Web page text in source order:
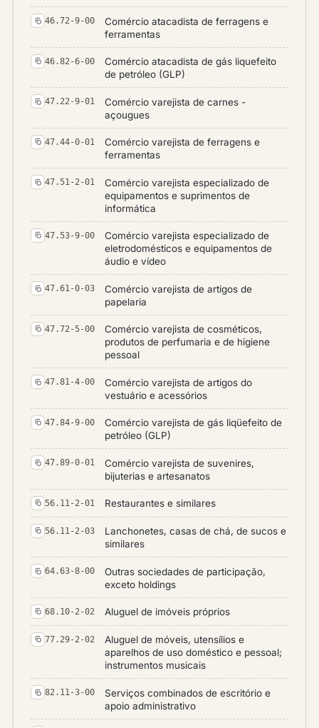
46.72-9-00
Comércio atacadista de ferragens e
ferramentas
46.82-6-00
Comércio atacadista de gás liquefeito
de petróleo (GLP)
47.22-9-01
Comércio varejista de carnes -
açougues
47.44-0-01
Comércio varejista de ferragens e
ferramentas
47.51-2-01
Comércio varejista especializado de
equipamentos e suprimentos de
informática
47.53-9-00
Comércio varejista especializado de
eletrodomésticos e equipamentos de
áudio e vídeo
47.61-0-03
Comércio varejista de artigos de
papelaria
47.72-5-00
Comércio varejista de cosméticos,
produtos de perfumaria e de higiene
pessoal
47.81-4-00
Comércio varejista de artigos do
vestuário e acessórios
47.84-9-00
Comércio varejista de gás liqüefeito de
petróleo (GLP)
47.89-0-01
Comércio varejista de suvenires,
bijuterias e artesanatos
56.11-2-01 Restaurantes e similares
56.11-2-03
Lanchonetes, casas de chá, de sucos e
similares
64.63-8-00
Outras sociedades de participação,
exceto holdings
68.10-2-02 Aluguel de imóveis próprios
77.29-2-02
Aluguel de móveis, utensílios e
aparelhos de uso doméstico e pessoal;
instrumentos musicais
82.11-3-00
Serviços combinados de escritório e
apoio administrativo